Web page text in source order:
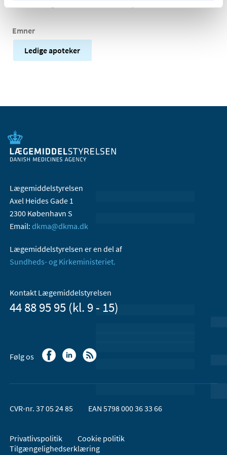
Emner
Ledige apoteker
Lægemiddelstyrelsen
Axel Heides Gade 1
2300 København S
Email: dkma@dkma.dk
Lægemiddelstyrelsen er en del af
Sundheds- og Kirkeministeriet.
Kontakt Lægemiddelstyrelsen
44 88 95 95 (kl. 9 - 15)
Følg os
CVR-nr. 37 05 24 85 EAN 5798 000 36 33 66
Privatlivspolitik
Cookie politik
Tilgængelighedserklæring